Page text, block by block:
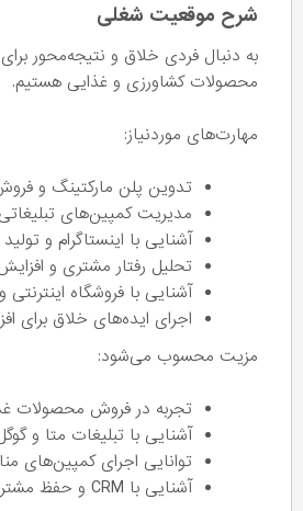
شرح موقعیت شغلی
به دنبال فردی خلاق و نتیجه‌محور
محصولات کشاورزی و غذایی هستیم.
مهارت‌های موردنیاز:
تدوین پلن مارکتینگ و
مدیریت کمپین‌های تبلیغاتی
آشنایی با اینستاگرام و
تحلیل رفتار مشتری و
آشنایی با فروشگاه
اجرای ایده‌های خلاق برای
مزیت محسوب می‌شود:
تجربه در فروش محصولات
آشنایی با تبلیغات متا و
توانایی اجرای کمپین‌های
آشنایی با CRM و حفظ مشتری